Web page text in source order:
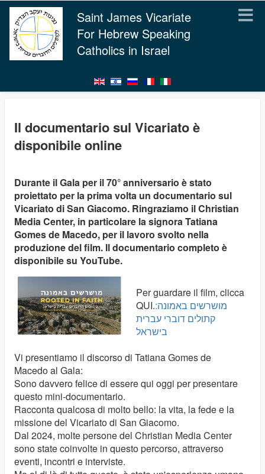
Saint James Vicariate
For Hebrew Speaking
Catholics in Israel
Il documentario sul Vicariato è
disponibile online
Durante il Gala per il 70° anniversario è stato
proiettato per la prima volta un documentario sul
Vicariato di San Giacomo. Ringraziamo il Christian
Media Center, in particolare la signora Tatiana
Gomes de Macedo, per il lavoro svolto nella
produzione del film. Il documentario completo è
disponibile su YouTube.
Per guardare il film, clicca
QUI.מושרשים באמונה:
קתולים דוברי עברית
בישראל
Vi presentiamo il discorso di Tatiana Gomes de
Macedo al Gala:
Sono davvero felice di essere qui oggi per presentare
questo mini-documentario.
Racconta qualcosa di molto bello: la vita, la fede e la
missione del Vicariato di San Giacomo.
Dal 2024, molte persone del Christian Media Center
sono state coinvolte in questo percorso, attraverso
eventi, incontri e interviste.